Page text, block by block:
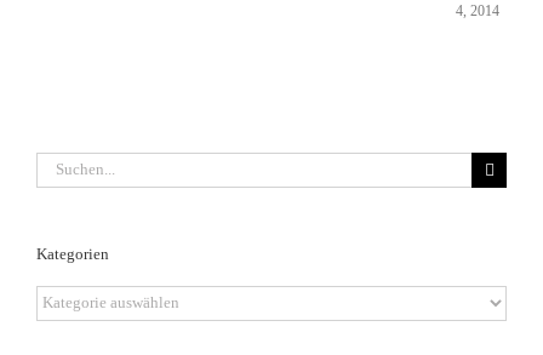
4, 2014
Suche
nach:
Kategorien
Kategorien